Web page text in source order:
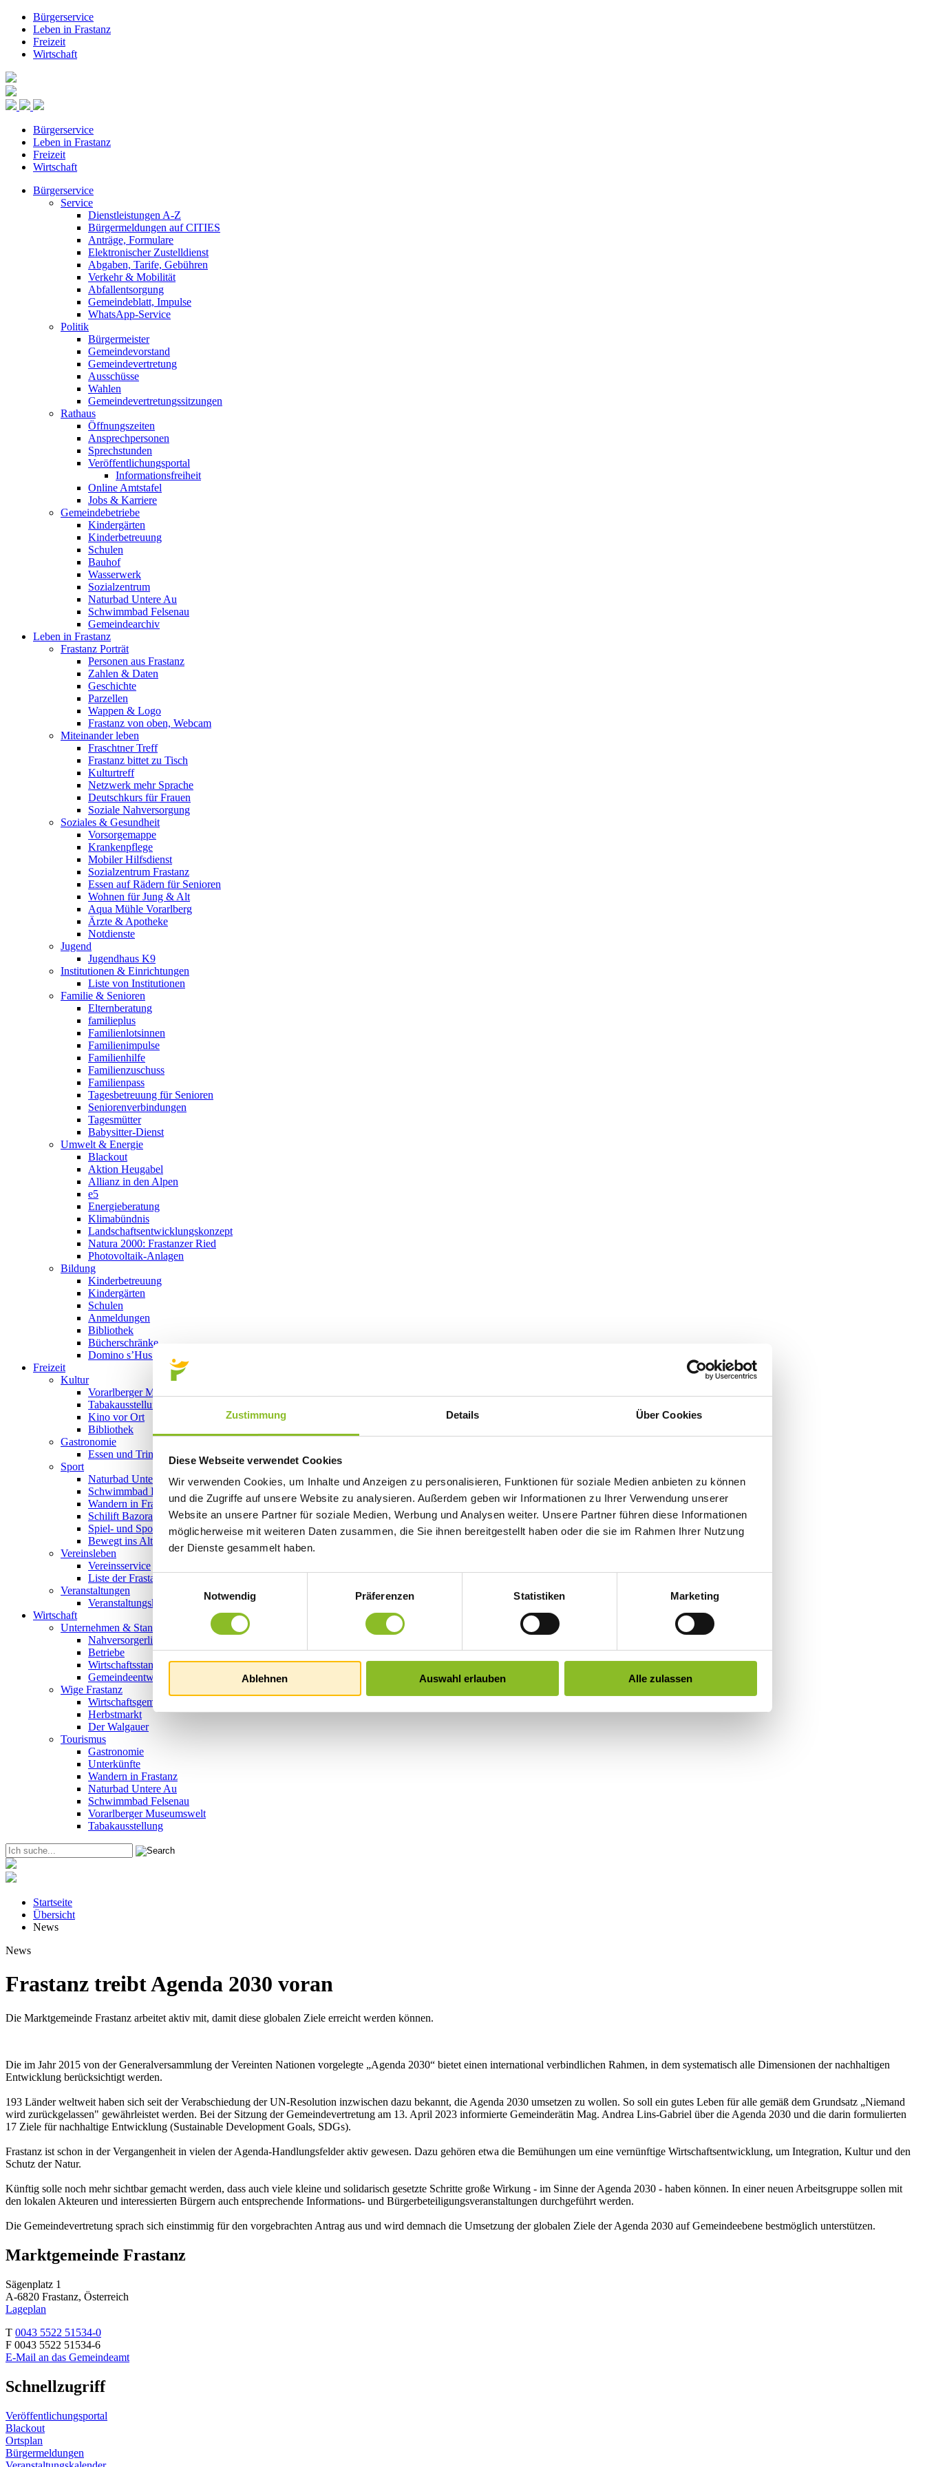
Zustimmung Details Über Cookies
Diese Webseite verwendet Cookies
Wir verwenden Cookies, um Inhalte und Anzeigen zu personalisieren, Funktionen für soziale Medien anbieten zu können
und die Zugriffe auf unsere Website zu analysieren. Außerdem geben wir Informationen zu Ihrer Verwendung unserer
Website an unsere Partner für soziale Medien, Werbung und Analysen weiter. Unsere Partner führen diese Informationen
möglicherweise mit weiteren Daten zusammen, die Sie ihnen bereitgestellt haben oder die sie im Rahmen Ihrer Nutzung
der Dienste gesammelt haben.
Einwilligungsauswahl
Notwendig
Präferenzen Statistiken Marketing
Ablehnen Auswahl erlauben Alle zulassen
Bürgerservice
Leben in Frastanz
Freizeit
Wirtschaft
Bürgerservice
Leben in Frastanz
Freizeit
Wirtschaft
Bürgerservice
Service
Dienstleistungen A-Z
Bürgermeldungen auf CITIES
Anträge, Formulare
Elektronischer Zustelldienst
Abgaben, Tarife, Gebühren
Verkehr & Mobilität
Abfallentsorgung
Gemeindeblatt, Impulse
WhatsApp-Service
Politik
Bürgermeister
Gemeindevorstand
Gemeindevertretung
Ausschüsse
Wahlen
Gemeindevertretungssitzungen
Rathaus
Öffnungszeiten
Ansprechpersonen
Sprechstunden
Veröffentlichungsportal
Informationsfreiheit
Online Amtstafel
Jobs & Karriere
Gemeindebetriebe
Kindergärten
Kinderbetreuung
Schulen
Bauhof
Wasserwerk
Sozialzentrum
Naturbad Untere Au
Schwimmbad Felsenau
Gemeindearchiv
Leben in Frastanz
Frastanz Porträt
Personen aus Frastanz
Zahlen & Daten
Geschichte
Parzellen
Wappen & Logo
Frastanz von oben, Webcam
Miteinander leben
Fraschtner Treff
Frastanz bittet zu Tisch
Kulturtreff
Netzwerk mehr Sprache
Deutschkurs für Frauen
Soziale Nahversorgung
Soziales & Gesundheit
Vorsorgemappe
Krankenpflege
Mobiler Hilfsdienst
Sozialzentrum Frastanz
Essen auf Rädern für Senioren
Wohnen für Jung & Alt
Aqua Mühle Vorarlberg
Ärzte & Apotheke
Notdienste
Jugend
Jugendhaus K9
Institutionen & Einrichtungen
Liste von Institutionen
Familie & Senioren
Elternberatung
familieplus
Familienlotsinnen
Familienimpulse
Familienhilfe
Familienzuschuss
Familienpass
Tagesbetreuung für Senioren
Seniorenverbindungen
Tagesmütter
Babysitter-Dienst
Umwelt & Energie
Blackout
Aktion Heugabel
Allianz in den Alpen
e5
Energieberatung
Klimabündnis
Landschaftsentwicklungskonzept
Natura 2000: Frastanzer Ried
Photovoltaik-Anlagen
Bildung
Kinderbetreuung
Kindergärten
Schulen
Anmeldungen
Bibliothek
Bücherschränke
Domino s’Hus am Kirchplatz
Freizeit
Kultur
Vorarlberger Museumswelt
Tabakausstellung
Kino vor Ort
Bibliothek
Gastronomie
Essen und Trinken in Frastanz
Sport
Naturbad Untere Au
Schwimmbad Felsenau
Wandern in Frastanz
Schilift Bazora
Spiel- und Sportstätten
Bewegt ins Alter
Vereinsleben
Vereinsservice
Liste der Frastanzer Vereine
Veranstaltungen
Veranstaltungskalender
Wirtschaft
Unternehmen & Standort
Nahversorgerliste
Betriebe
Wirtschaftsstandort Frastanz
Gemeindeentwicklung
Wige Frastanz
Wirtschaftsgemeinschaft
Herbstmarkt
Der Walgauer
Tourismus
Gastronomie
Unterkünfte
Wandern in Frastanz
Naturbad Untere Au
Schwimmbad Felsenau
Vorarlberger Museumswelt
Tabakausstellung
Startseite
Übersicht
News
News
Frastanz treibt Agenda 2030 voran
Die Marktgemeinde Frastanz arbeitet aktiv mit, damit diese globalen Ziele erreicht werden können.
Die im Jahr 2015 von der Generalversammlung der Vereinten Nationen vorgelegte „Agenda 2030“ bietet einen international verbindlichen Rahmen, in dem systematisch alle Dimensionen der nachhaltigen
Entwicklung berücksichtigt werden.
193 Länder weltweit haben sich seit der Verabschiedung der UN-Resolution inzwischen dazu bekannt, die Agenda 2030 umsetzen zu wollen. So soll ein gutes Leben für alle gemäß dem Grundsatz „Niemand
wird zurückgelassen" gewährleistet werden. Bei der Sitzung der Gemeindevertretung am 13. April 2023 informierte Gemeinderätin Mag. Andrea Lins-Gabriel über die Agenda 2030 und die darin formulierten
17 Ziele für nachhaltige Entwicklung (Sustainable Development Goals, SDGs).
Frastanz ist schon in der Vergangenheit in vielen der Agenda-Handlungsfelder aktiv gewesen. Dazu gehören etwa die Bemühungen um eine vernünftige Wirtschaftsentwicklung, um Integration, Kultur und den
Schutz der Natur.
Künftig solle noch mehr sichtbar gemacht werden, dass auch viele kleine und solidarisch gesetzte Schritte große Wirkung - im Sinne der Agenda 2030 - haben können. In einer neuen Arbeitsgruppe sollen mit
den lokalen Akteuren und interessierten Bürgern auch entsprechende Informations- und Bürgerbeteiligungsveranstaltungen durchgeführt werden.
Die Gemeindevertretung sprach sich einstimmig für den vorgebrachten Antrag aus und wird demnach die Umsetzung der globalen Ziele der Agenda 2030 auf Gemeindeebene bestmöglich unterstützen.
Marktgemeinde Frastanz
Sägenplatz 1
A-6820 Frastanz, Österreich
Lageplan
T 0043 5522 51534-0
F 0043 5522 51534-6
E-Mail an das Gemeindeamt
Schnellzugriff
Veröffentlichungsportal
Blackout
Ortsplan
Bürgermeldungen